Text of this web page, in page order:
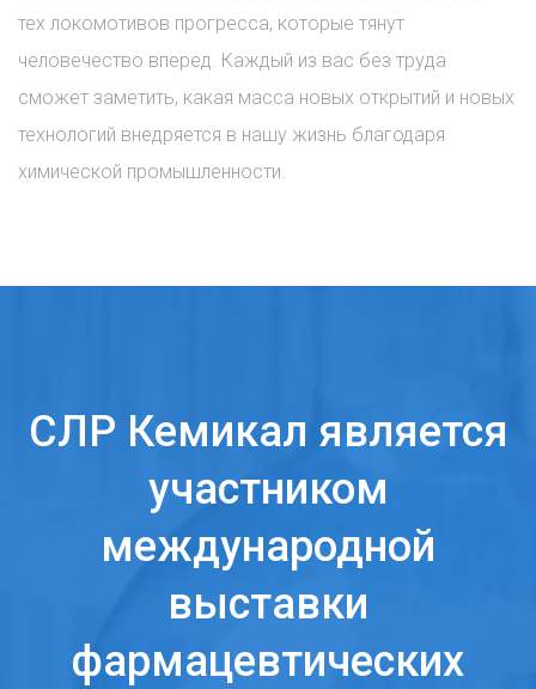
тех локомотивов прогресса, которые тянут
человечество вперед. Каждый из вас без труда
сможет заметить, какая масса новых открытий и новых
технологий внедряется в нашу жизнь благодаря
химической промышленности.
СЛР Кемикал является
участником
международной
выставки
фармацевтических